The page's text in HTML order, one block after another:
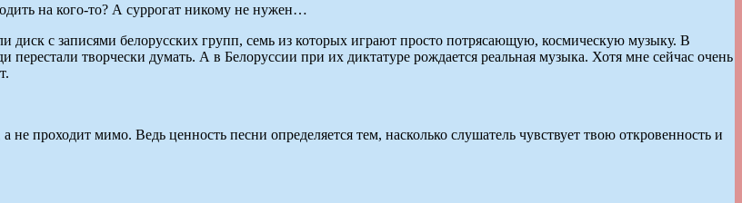
на кого-то? А суррогат никому не нужен…
с записями белорусских групп, семь из которых играют просто потрясающую, космическую музыку. В
перестали творчески думать. А в Белоруссии при их диктатуре рождается реальная музыка. Хотя мне сейчас очень
проходит мимо. Ведь ценность песни определяется тем, насколько слушатель чувствует твою откровенность и